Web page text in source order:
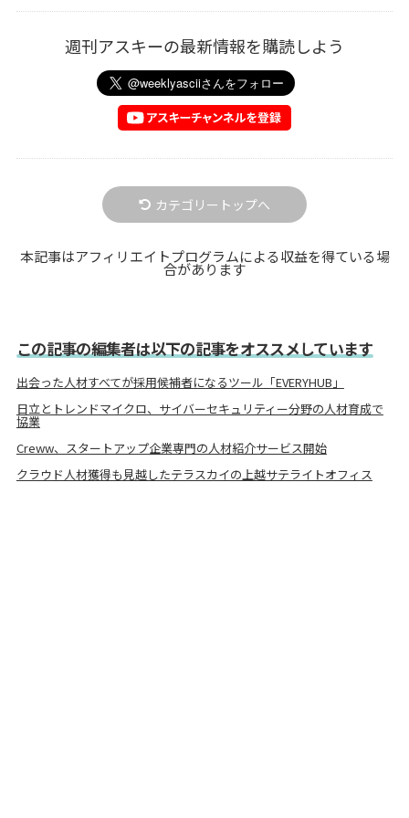
週刊アスキーの最新情報を購読しよう
カテゴリートップへ
本記事はアフィリエイトプログラムによる収益を得ている場
合があります
この記事の編集者は以下の記事をオススメしています
​出会った人材すべてが採用候補者になるツール「EVERYHUB」
日立とトレンドマイクロ、サイバーセキュリティー分野の人材育成で
協業
Creww、スタートアップ企業専門の人材紹介サービス開始
クラウド人材獲得も見越したテラスカイの上越サテライトオフィス